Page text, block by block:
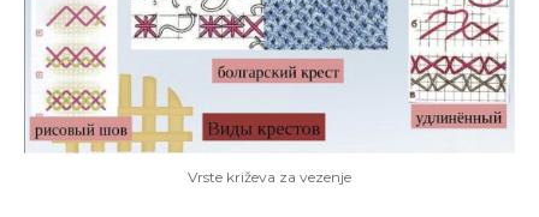
Vrste križeva za vezenje